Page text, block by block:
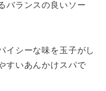
バランスの良いソー
イシーな味を玉子がし
すいあんかけスパで